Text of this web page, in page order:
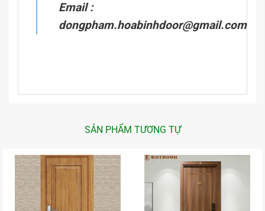
Email :
dongpham.hoabinhdoor@gmail.com
SẢN PHẨM TƯƠNG TỰ